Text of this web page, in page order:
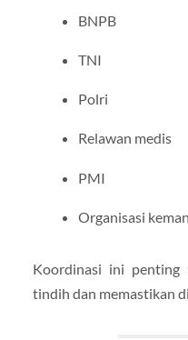
BNPB
TNI
Polri
Relawan medis
PMI
Organisasi
Koordinasi ini penting
tindih dan memastikan